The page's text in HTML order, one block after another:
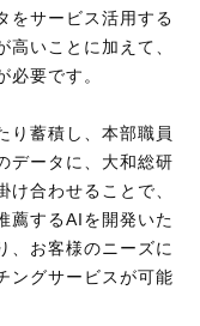
をサービス活用する
いことに加えて、
要です。
り蓄積し、本部職員
データに、大和総研
合わせることで、
薦するAIを開発いた
、お客様のニーズに
ングサービスが可能